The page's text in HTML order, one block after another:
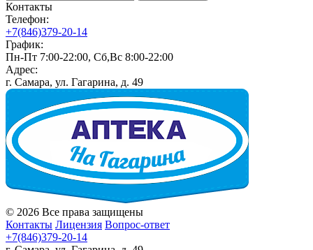
Контакты
Телефон:
+7(846)379-20-14
График:
Пн-Пт 7:00-22:00, Сб,Вс 8:00-22:00
Адрес:
г. Самара, ул. Гагарина, д. 49
© 2026 Все права защищены
Контакты Лицензия Вопрос-ответ
+7(846)379-20-14